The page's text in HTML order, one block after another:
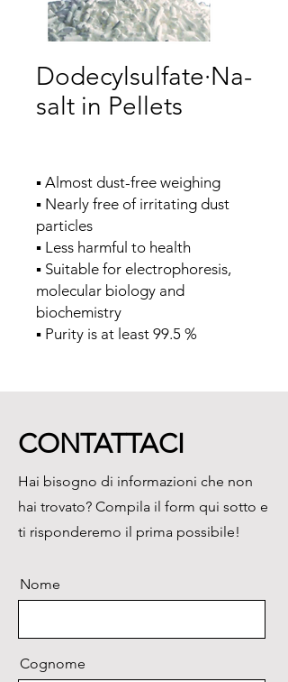
Dodecylsulfate·Na-
salt in Pellets
▪ Almost dust-free weighing
▪ Nearly free of irritating dust
particles
▪ Less harmful to health
▪ Suitable for electrophoresis,
molecular biology and
biochemistry
▪ Purity is at least 99.5 %
CONTATTACI
Hai bisogno di informazioni che non
hai trovato? Compila il form qui sotto e
ti risponderemo il prima possibile!
Nome
Cognome